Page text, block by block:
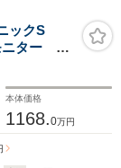
ックS
ター
サラ
PDCC ソ
レス
本体価格
1168.0万円